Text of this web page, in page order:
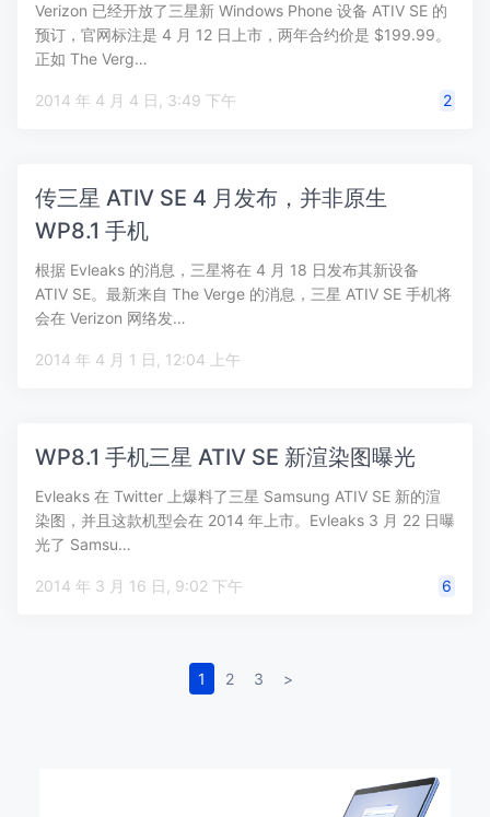
Verizon 已经开放了三星新 Windows Phone 设备 ATIV SE 的
预订，官网标注是 4 月 12 日上市，两年合约价是 $199.99。
正如 The Verg…
2014 年 4 月 4 日, 3:49 下午 2
传三星 ATIV SE 4 月发布，并非原生
WP8.1 手机
根据 Evleaks 的消息，三星将在 4 月 18 日发布其新设备
ATIV SE。最新来自 The Verge 的消息，三星 ATIV SE 手机将
会在 Verizon 网络发…
2014 年 4 月 1 日, 12:04 上午
WP8.1 手机三星 ATIV SE 新渲染图曝光
Evleaks 在 Twitter 上爆料了三星 Samsung ATIV SE 新的渲
染图，并且这款机型会在 2014 年上市。Evleaks 3 月 22 日曝
光了 Samsu…
2014 年 3 月 16 日, 9:02 下午 6
1 2 3 >